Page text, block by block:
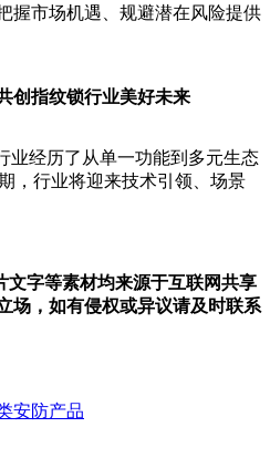
握市场机遇、规避潜在风险提供
创指纹锁行业美好未来
经历了从单一功能到多元生态
，行业将迎来技术引领、场景
字等素材均来源于互联网共享
场，如有侵权或异议请及时联系
安防产品